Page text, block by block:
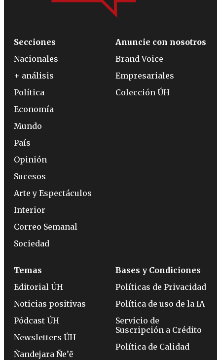
Secciones
Nacionales
+ análisis
Política
Economía
Mundo
País
Opinión
Sucesos
Arte y Espectáculos
Interior
Correo Semanal
Sociedad
Anuncie con nosotros
Brand Voice
Empresariales
Colección ÚH
Temas
Editorial ÚH
Noticias positivas
Pódcast ÚH
Newsletters ÚH
Ñandejara Ñe’ẽ
Bases y Condiciones
Políticas de Privacidad
Política de uso de la IA
Servicio de
Suscripción a Crédito
Política de Calidad